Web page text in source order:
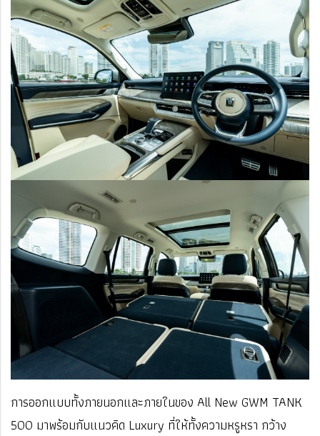
การออกแบบทั้งภายนอกและภายในของ All New GWM TANK
500 มาพร้อมกับแนวคิด Luxury ที่ให้ทั้งความหรูหรา กว้าง